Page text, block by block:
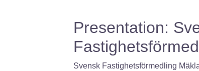
Presentation:
Svensk Fastighetsförmedling